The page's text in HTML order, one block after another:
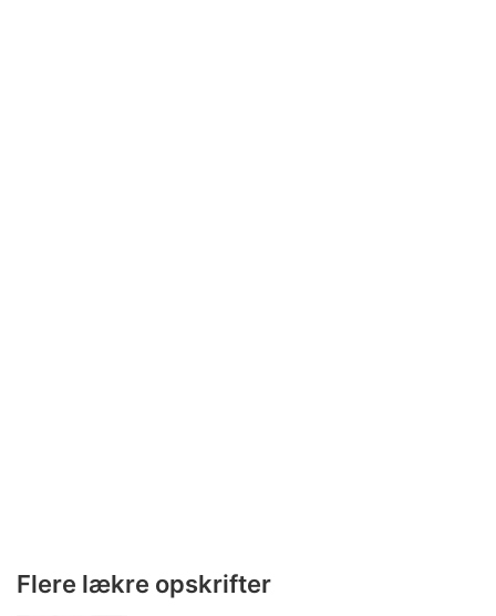
Flere lækre opskrifter